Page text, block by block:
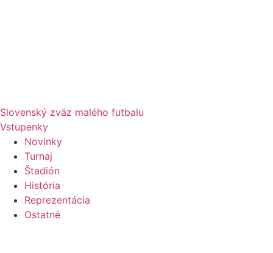
Slovenský zväz malého futbalu
Vstupenky
Novinky
Turnaj
Štadión
História
Reprezentácia
Ostatné